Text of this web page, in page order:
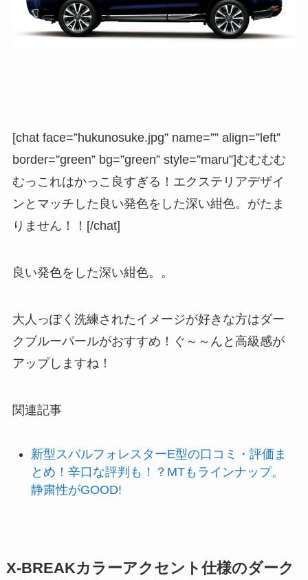
[chat face=”hukunosuke.jpg” name=”” align=”left”
border=”green” bg=”green” style=”maru”]むむむむ
むっこれはかっこ良すぎる！エクステリアデザイ
ンとマッチした良い発色をした深い紺色。がたま
りません！！[/chat]
良い発色をした深い紺色。。
大人っぽく洗練されたイメージが好きな方はダー
クブルーパールがおすすめ！ぐ～～んと高級感が
アップしますね！
関連記事
新型スバルフォレスターE型の口コミ・評価ま
とめ！辛口な評判も！？MTもラインナップ。
静粛性がGOOD!
X-BREAKカラーアクセント仕様のダーク